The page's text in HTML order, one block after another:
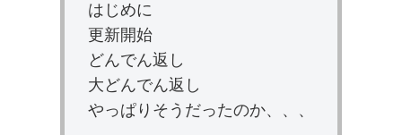
はじめに
更新開始
どんでん返し
大どんでん返し
やっぱりそうだったのか、、、